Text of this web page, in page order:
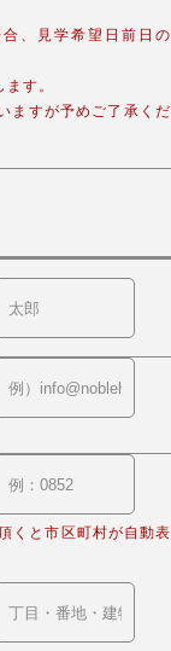
、見学希望日前日の
す。
ますが予めご了承くだ
くと市区町村が自動表